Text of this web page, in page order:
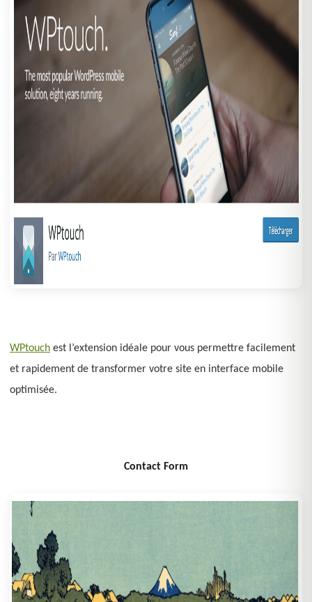
WPtouch est l’extension idéale pour vous permettre facilement
et rapidement de transformer votre site en interface mobile
optimisée.
Contact Form